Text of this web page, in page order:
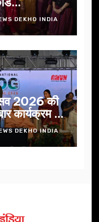
DEKHO INDIA
2026 की
कार्यक्रम में
DEKHO INDIA